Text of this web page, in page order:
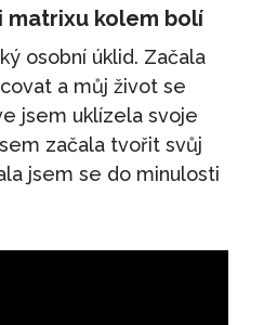
matrixu kolem bolí
osobní úklid. Začala
a můj život se
jsem uklízela svoje
začala tvořit svůj
jsem se do minulosti